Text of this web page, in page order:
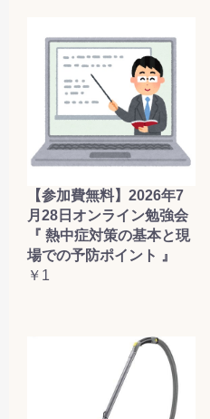
【参加費無料】2026年7
月28日オンライン勉強会
『 熱中症対策の基本と現
場での予防ポイント 』
￥1